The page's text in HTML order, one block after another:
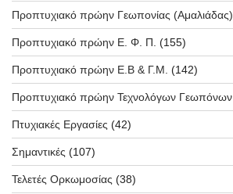
Προπτυχιακό πρώην Γεωπονίας (Αμαλιάδας)
Προπτυχιακό πρώην Ε. Φ. Π. (155)
Προπτυχιακό πρώην Ε.Β & Γ.Μ. (142)
Προπτυχιακό πρώην Τεχνολόγων Γεωπόνων
Πτυχιακές Εργασίες (42)
Σημαντικές (107)
Τελετές Ορκωμοσίας (38)